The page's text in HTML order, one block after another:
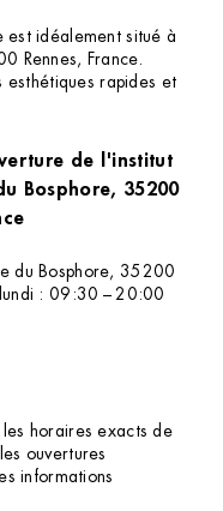
d’un soin
le préciser
du
à quoi
est idéalement situé à
Rennes, France.
esthétiques rapides et
de l'institut
du Bosphore, 35200
lundi : 09:30 – 20:00
horaires exacts de
ouvertures
informations